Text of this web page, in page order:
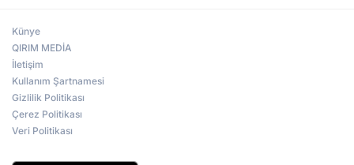
Künye
QIRIM MEDİA
İletişim
Kullanım Şartnamesi
Gizlilik Politikası
Çerez Politikası
Veri Politikası